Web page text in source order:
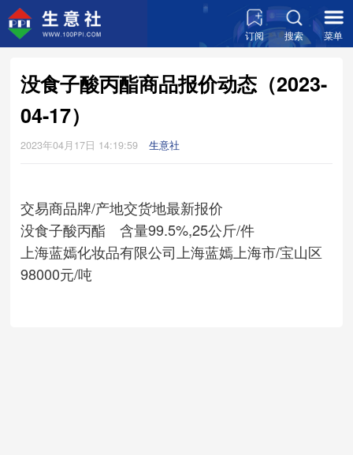
订阅 搜索 菜单
没食子酸丙酯商品报价动态（2023-
04-17）
2023年04月17日 14:19:59 生意社
交易商品牌/产地交货地最新报价
没食子酸丙酯 含量99.5%,25公斤/件
上海蓝嫣化妆品有限公司 上海蓝嫣 上海市/宝山区
98000元/吨